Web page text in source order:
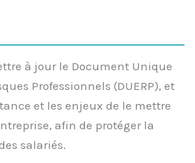
à jour le Document Unique
Professionnels (DUERP), et
et les enjeux de le mettre
afin de protéger la
salariés.